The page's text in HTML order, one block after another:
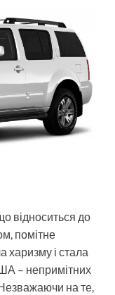
відноситься до
помітне
харизму і стала
– непримітних
на те,